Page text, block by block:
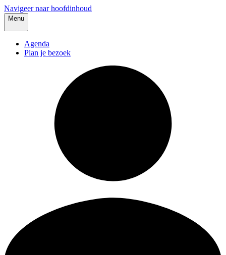
Navigeer naar hoofdinhoud
Menu
Agenda
Plan je bezoek